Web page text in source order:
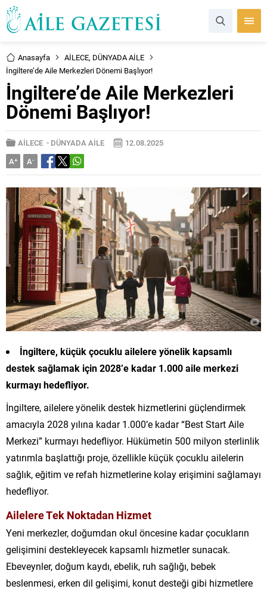
Anasayfa AİLECE, DÜNYADA AİLE
İngiltere’de Aile Merkezleri Dönemi Başlıyor!
İngiltere’de Aile Merkezleri
Dönemi Başlıyor!
AİLECE - DÜNYADA AİLE
12.08.2025
A+ A-
İngiltere, küçük çocuklu ailelere yönelik kapsamlı
destek sağlamak için 2028’e kadar 1.000 aile merkezi
kurmayı hedefliyor.
İngiltere, ailelere yönelik destek hizmetlerini güçlendirmek
amacıyla 2028 yılına kadar 1.000’e kadar “Best Start Aile
Merkezi” kurmayı hedefliyor. Hükümetin 500 milyon sterlinlik
yatırımla başlattığı proje, özellikle küçük çocuklu ailelerin
sağlık, eğitim ve refah hizmetlerine kolay erişimini sağlamayı
hedefliyor.
Ailelere Tek Noktadan Hizmet
Yeni merkezler, doğumdan okul öncesine kadar çocukların
gelişimini destekleyecek kapsamlı hizmetler sunacak.
Ebeveynler, doğum kaydı, ebelik, ruh sağlığı, bebek
beslenmesi, erken dil gelişimi, konut desteği gibi hizmetlere